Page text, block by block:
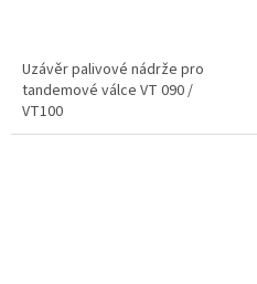
Uzávěr palivové nádrže pro
tandemové válce VT 090 /
VT100